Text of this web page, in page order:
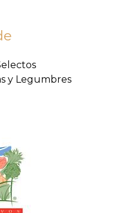
y Legumbres